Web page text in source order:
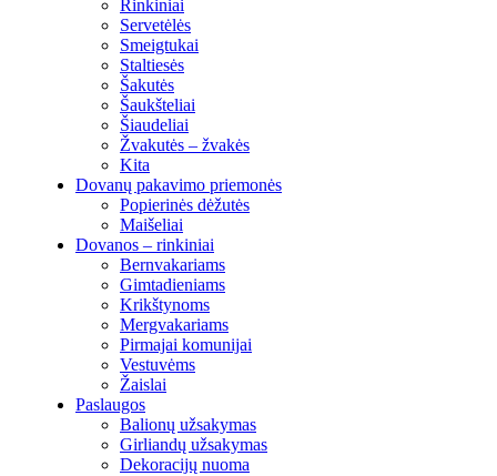
Rinkiniai
Servetėlės
Smeigtukai
Staltiesės
Šakutės
Šaukšteliai
Šiaudeliai
Žvakutės – žvakės
Kita
Dovanų pakavimo priemonės
Popierinės dėžutės
Maišeliai
Dovanos – rinkiniai
Bernvakariams
Gimtadieniams
Krikštynoms
Mergvakariams
Pirmajai komunijai
Vestuvėms
Žaislai
Paslaugos
Balionų užsakymas
Girliandų užsakymas
Dekoracijų nuoma